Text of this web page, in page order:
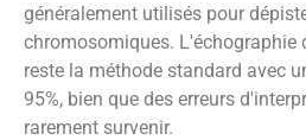
généralement utilisés pour
chromosomiques. L'échographie
reste la méthode standard avec
95%, bien que des erreurs
rarement survenir.